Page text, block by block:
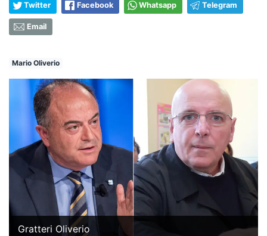
Twitter Facebook Whatsapp Telegram
Email
Mario Oliverio
Gratteri Oliverio